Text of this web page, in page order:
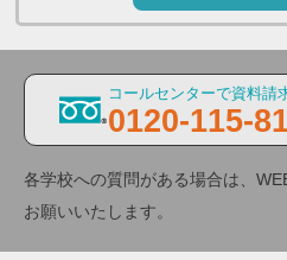
コールセンターで資料請
0120-115-
各学校への質問がある場合は、
お願いいたします。